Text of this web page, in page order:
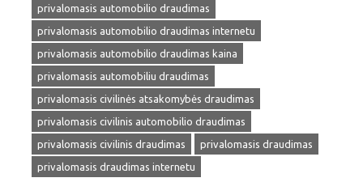
privalomasis automobilio draudimas
privalomasis automobilio draudimas internetu
privalomasis automobilio draudimas kaina
privalomasis automobiliu draudimas
privalomasis civilinės atsakomybės draudimas
privalomasis civilinis automobilio draudimas
privalomasis civilinis draudimas
privalomasis draudimas
privalomasis draudimas internetu